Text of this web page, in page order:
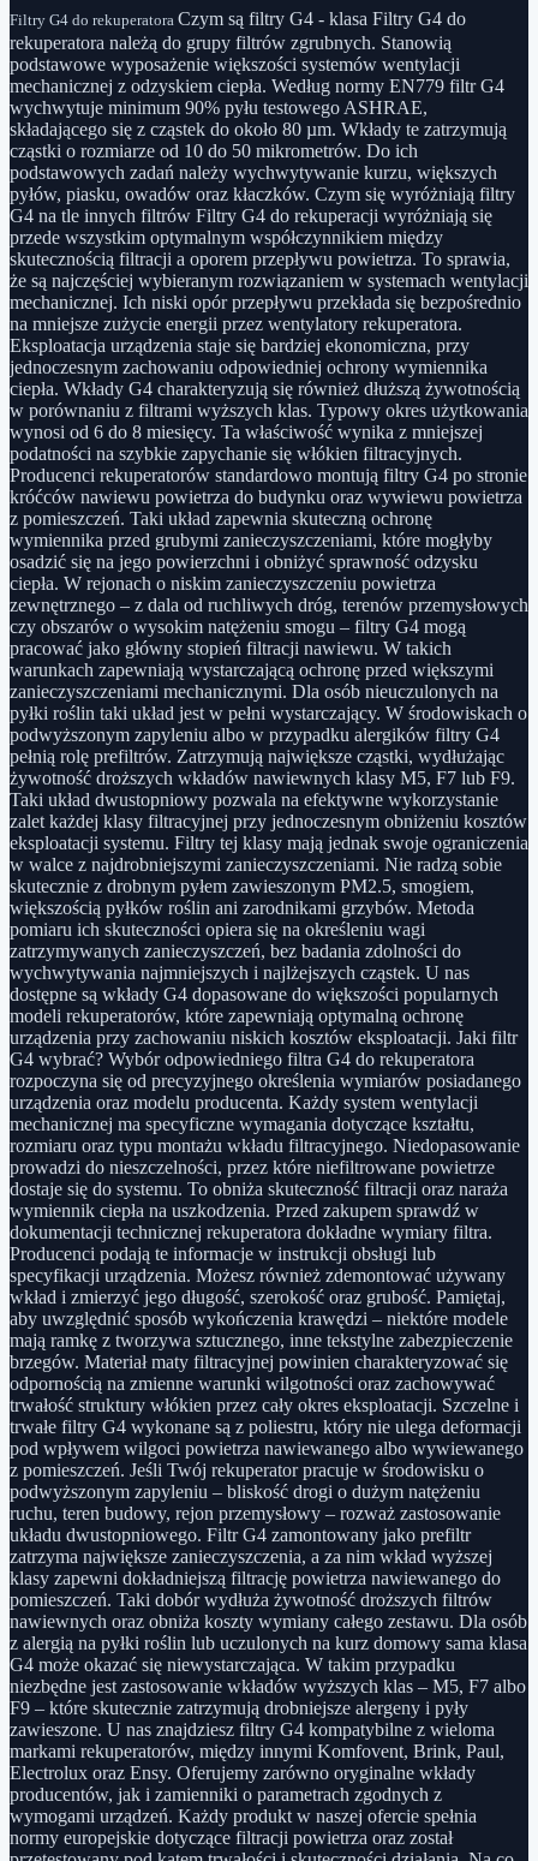
Filtry G4 do rekuperatora Czym są filtry G4 - klasa Filtry G4 do
rekuperatora należą do grupy filtrów zgrubnych. Stanowią
podstawowe wyposażenie większości systemów wentylacji
mechanicznej z odzyskiem ciepła. Według normy EN779 filtr G4
wychwytuje minimum 90% pyłu testowego ASHRAE,
składającego się z cząstek do około 80 µm. Wkłady te zatrzymują
cząstki o rozmiarze od 10 do 50 mikrometrów. Do ich
podstawowych zadań należy wychwytywanie kurzu, większych
pyłów, piasku, owadów oraz kłaczków. Czym się wyróżniają filtry
G4 na tle innych filtrów Filtry G4 do rekuperacji wyróżniają się
przede wszystkim optymalnym współczynnikiem między
skutecznością filtracji a oporem przepływu powietrza. To sprawia,
że są najczęściej wybieranym rozwiązaniem w systemach wentylacji
mechanicznej. Ich niski opór przepływu przekłada się bezpośrednio
na mniejsze zużycie energii przez wentylatory rekuperatora.
Eksploatacja urządzenia staje się bardziej ekonomiczna, przy
jednoczesnym zachowaniu odpowiedniej ochrony wymiennika
ciepła. Wkłady G4 charakteryzują się również dłuższą żywotnością
w porównaniu z filtrami wyższych klas. Typowy okres użytkowania
wynosi od 6 do 8 miesięcy. Ta właściwość wynika z mniejszej
podatności na szybkie zapychanie się włókien filtracyjnych.
Producenci rekuperatorów standardowo montują filtry G4 po stronie
króćców nawiewu powietrza do budynku oraz wywiewu powietrza
z pomieszczeń. Taki układ zapewnia skuteczną ochronę
wymiennika przed grubymi zanieczyszczeniami, które mogłyby
osadzić się na jego powierzchni i obniżyć sprawność odzysku
ciepła. W rejonach o niskim zanieczyszczeniu powietrza
zewnętrznego – z dala od ruchliwych dróg, terenów przemysłowych
czy obszarów o wysokim natężeniu smogu – filtry G4 mogą
pracować jako główny stopień filtracji nawiewu. W takich
warunkach zapewniają wystarczającą ochronę przed większymi
zanieczyszczeniami mechanicznymi. Dla osób nieuczulonych na
pyłki roślin taki układ jest w pełni wystarczający. W środowiskach o
podwyższonym zapyleniu albo w przypadku alergików filtry G4
pełnią rolę prefiltrów. Zatrzymują największe cząstki, wydłużając
żywotność droższych wkładów nawiewnych klasy M5, F7 lub F9.
Taki układ dwustopniowy pozwala na efektywne wykorzystanie
zalet każdej klasy filtracyjnej przy jednoczesnym obniżeniu kosztów
eksploatacji systemu. Filtry tej klasy mają jednak swoje ograniczenia
w walce z najdrobniejszymi zanieczyszczeniami. Nie radzą sobie
skutecznie z drobnym pyłem zawieszonym PM2.5, smogiem,
większością pyłków roślin ani zarodnikami grzybów. Metoda
pomiaru ich skuteczności opiera się na określeniu wagi
zatrzymywanych zanieczyszczeń, bez badania zdolności do
wychwytywania najmniejszych i najlżejszych cząstek. U nas
dostępne są wkłady G4 dopasowane do większości popularnych
modeli rekuperatorów, które zapewniają optymalną ochronę
urządzenia przy zachowaniu niskich kosztów eksploatacji. Jaki filtr
G4 wybrać? Wybór odpowiedniego filtra G4 do rekuperatora
rozpoczyna się od precyzyjnego określenia wymiarów posiadanego
urządzenia oraz modelu producenta. Każdy system wentylacji
mechanicznej ma specyficzne wymagania dotyczące kształtu,
rozmiaru oraz typu montażu wkładu filtracyjnego. Niedopasowanie
prowadzi do nieszczelności, przez które niefiltrowane powietrze
dostaje się do systemu. To obniża skuteczność filtracji oraz naraża
wymiennik ciepła na uszkodzenia. Przed zakupem sprawdź w
dokumentacji technicznej rekuperatora dokładne wymiary filtra.
Producenci podają te informacje w instrukcji obsługi lub
specyfikacji urządzenia. Możesz również zdemontować używany
wkład i zmierzyć jego długość, szerokość oraz grubość. Pamiętaj,
aby uwzględnić sposób wykończenia krawędzi – niektóre modele
mają ramkę z tworzywa sztucznego, inne tekstylne zabezpieczenie
brzegów. Materiał maty filtracyjnej powinien charakteryzować się
odpornością na zmienne warunki wilgotności oraz zachowywać
trwałość struktury włókien przez cały okres eksploatacji. Szczelne i
trwałe filtry G4 wykonane są z poliestru, który nie ulega deformacji
pod wpływem wilgoci powietrza nawiewanego albo wywiewanego
z pomieszczeń. Jeśli Twój rekuperator pracuje w środowisku o
podwyższonym zapyleniu – bliskość drogi o dużym natężeniu
ruchu, teren budowy, rejon przemysłowy – rozważ zastosowanie
układu dwustopniowego. Filtr G4 zamontowany jako prefiltr
zatrzyma największe zanieczyszczenia, a za nim wkład wyższej
klasy zapewni dokładniejszą filtrację powietrza nawiewanego do
pomieszczeń. Taki dobór wydłuża żywotność droższych filtrów
nawiewnych oraz obniża koszty wymiany całego zestawu. Dla osób
z alergią na pyłki roślin lub uczulonych na kurz domowy sama klasa
G4 może okazać się niewystarczająca. W takim przypadku
niezbędne jest zastosowanie wkładów wyższych klas – M5, F7 albo
F9 – które skutecznie zatrzymują drobniejsze alergeny i pyły
zawieszone. U nas znajdziesz filtry G4 kompatybilne z wieloma
markami rekuperatorów, między innymi Komfovent, Brink, Paul,
Electrolux oraz Ensy. Oferujemy zarówno oryginalne wkłady
producentów, jak i zamienniki o parametrach zgodnych z
wymogami urządzeń. Każdy produkt w naszej ofercie spełnia
normy europejskie dotyczące filtracji powietrza oraz został